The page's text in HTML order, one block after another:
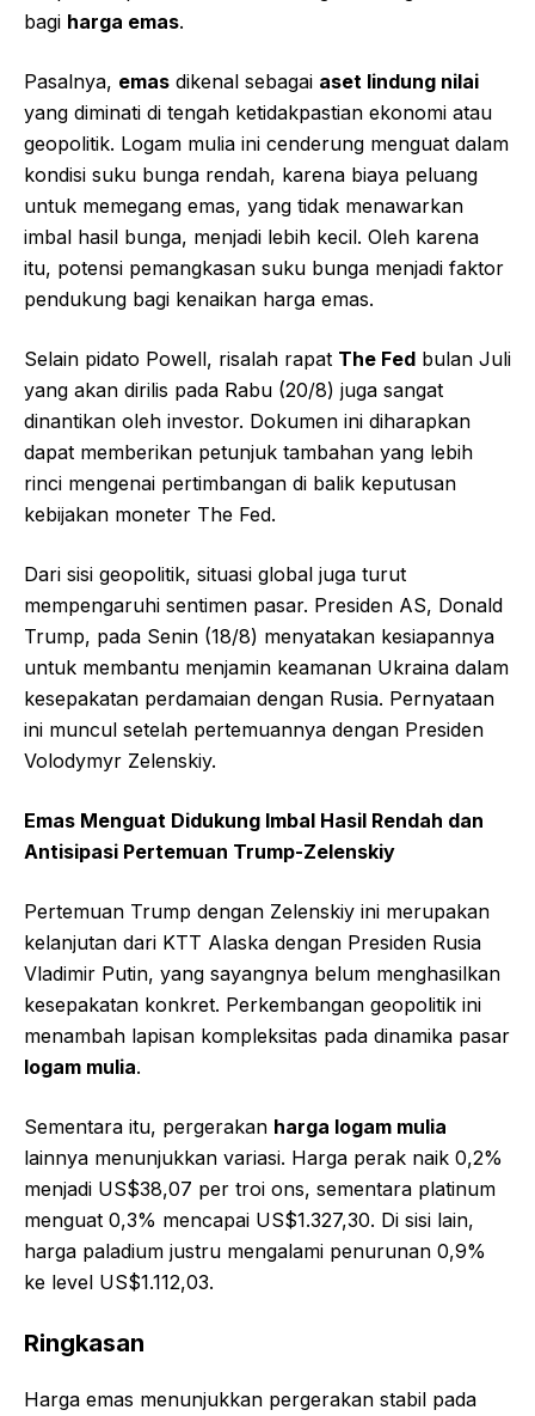
bagi harga emas.
Pasalnya, emas dikenal sebagai aset lindung nilai
yang diminati di tengah ketidakpastian ekonomi atau
geopolitik. Logam mulia ini cenderung menguat dalam
kondisi suku bunga rendah, karena biaya peluang
untuk memegang emas, yang tidak menawarkan
imbal hasil bunga, menjadi lebih kecil. Oleh karena
itu, potensi pemangkasan suku bunga menjadi faktor
pendukung bagi kenaikan harga emas.
Selain pidato Powell, risalah rapat The Fed bulan Juli
yang akan dirilis pada Rabu (20/8) juga sangat
dinantikan oleh investor. Dokumen ini diharapkan
dapat memberikan petunjuk tambahan yang lebih
rinci mengenai pertimbangan di balik keputusan
kebijakan moneter The Fed.
Dari sisi geopolitik, situasi global juga turut
mempengaruhi sentimen pasar. Presiden AS, Donald
Trump, pada Senin (18/8) menyatakan kesiapannya
untuk membantu menjamin keamanan Ukraina dalam
kesepakatan perdamaian dengan Rusia. Pernyataan
ini muncul setelah pertemuannya dengan Presiden
Volodymyr Zelenskiy.
Emas Menguat Didukung Imbal Hasil Rendah dan
Antisipasi Pertemuan Trump-Zelenskiy
Pertemuan Trump dengan Zelenskiy ini merupakan
kelanjutan dari KTT Alaska dengan Presiden Rusia
Vladimir Putin, yang sayangnya belum menghasilkan
kesepakatan konkret. Perkembangan geopolitik ini
menambah lapisan kompleksitas pada dinamika pasar
logam mulia.
Sementara itu, pergerakan harga logam mulia
lainnya menunjukkan variasi. Harga perak naik 0,2%
menjadi US$38,07 per troi ons, sementara platinum
menguat 0,3% mencapai US$1.327,30. Di sisi lain,
harga paladium justru mengalami penurunan 0,9%
ke level US$1.112,03.
Ringkasan
Harga emas menunjukkan pergerakan stabil pada